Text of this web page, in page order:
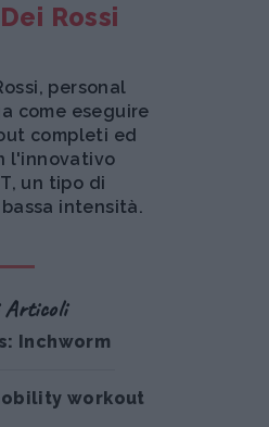
Rossi
personal
come eseguire
completi ed
l'innovativo
un tipo di
intensità.
Articoli
Inchworm
workout